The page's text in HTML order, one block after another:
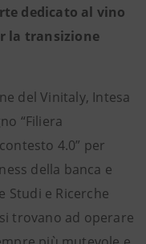
dedicato al vino
la transizione
del Vinitaly, Intesa
“Filiera
4.0” per
della banca e
Studi e Ricerche
trovano ad operare